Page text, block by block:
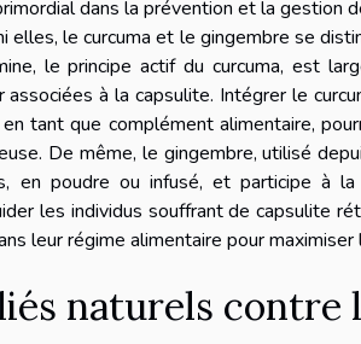
dans la prévention et la gestion
elles, le curcuma et le gingembre se
le principe actif du curcuma, est
à la capsulite. Intégrer le
tant que complément alimentaire,
De même, le gingembre, utilisé
en poudre ou infusé, et participe à
les individus souffrant de capsulite
leur régime alimentaire pour
naturels contre